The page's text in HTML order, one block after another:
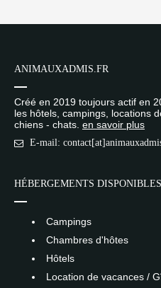
ANIMAUXADMIS.FR
Créé en 2019 toujours actif en
les hôtels, campings, locations
chiens - chats. en savoir plus
E-mail:
HÉBERGEMENTS DISPONIBLES
Campings
Chambres d'hôtes
Hôtels
Location de vacances /